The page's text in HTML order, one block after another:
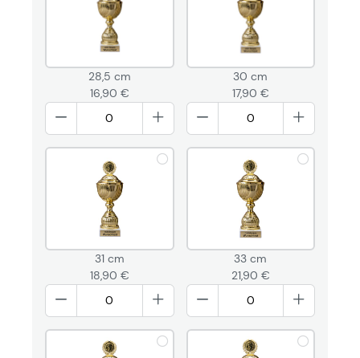
28,5 cm
16,90 €
30 cm
17,90 €
31 cm
18,90 €
33 cm
21,90 €